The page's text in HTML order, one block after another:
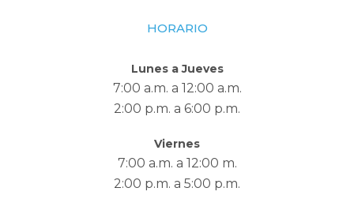
HORARIO
Lunes a Jueves
7:00 a.m. a 12:00 a.m.
2:00 p.m. a 6:00 p.m.
Viernes
7:00 a.m. a 12:00 m.
2:00 p.m. a 5:00 p.m.